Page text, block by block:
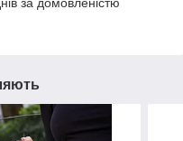
за домовленістю